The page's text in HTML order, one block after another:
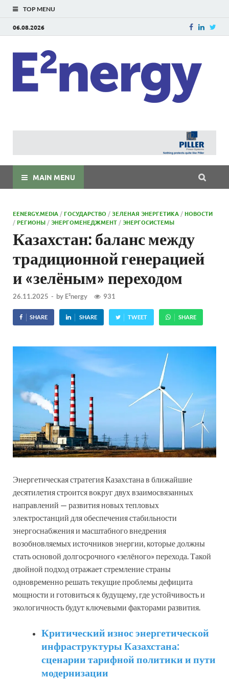
TOP MENU
06.08.2026
MAIN MENU
EENERGY.MEDIA /ГОСУДАРСТВО /ЗЕЛЕНАЯ ЭНЕРГЕТИКА /НОВОСТИ
/РЕГИОНЫ /ЭНЕРГОМЕНЕДЖМЕНТ /ЭНЕРГОСИСТЕМЫ
Казахстан: баланс между
традиционной генерацией
и «зелёным» переходом
26.11.2025 - by E²nergy 931
SHARE SHARE TWEET SHARE
Энергетическая стратегия Казахстана в ближайшие
десятилетия строится вокруг двух взаимосвязанных
направлений — развития новых тепловых
электростанций для обеспечения стабильности
энергоснабжения и масштабного внедрения
возобновляемых источников энергии, которые должны
стать основой долгосрочного «зелёного» перехода. Такой
двойной подход отражает стремление страны
одновременно решать текущие проблемы дефицита
мощности и готовиться к будущему, где устойчивость и
экологичность будут ключевыми факторами развития.
Критический износ энергетической
инфраструктуры Казахстана:
сценарии тарифной политики и пути
модернизации